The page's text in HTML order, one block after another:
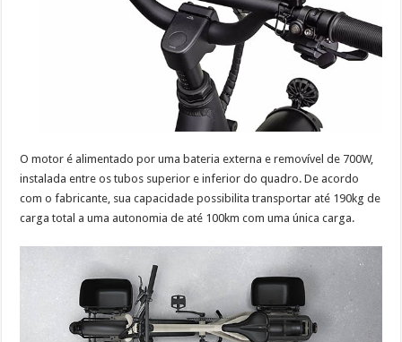
O motor é alimentado por uma bateria externa e removível de 700W,
instalada entre os tubos superior e inferior do quadro. De acordo
com o fabricante, sua capacidade possibilita transportar até 190kg de
carga total a uma autonomia de até 100km com uma única carga.